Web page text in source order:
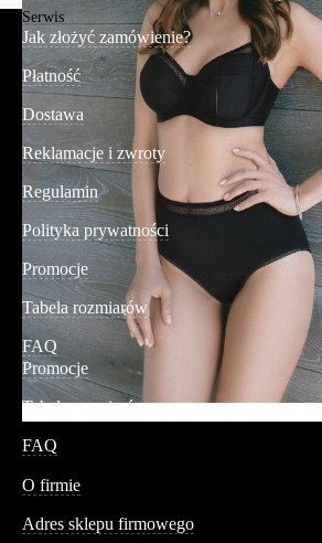
Serwis
Jak złożyć zamówienie?
Płatność
Dostawa
Reklamacje i zwroty
Regulamin
Polityka prywatności
Promocje
Tabela rozmiarów
FAQ
Promocje
Tabela rozmiarów
FAQ
O firmie
Adres sklepu firmowego